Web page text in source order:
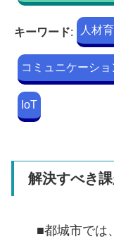
キーワード: 人材
コミュニケーシ
IoT
解決すべき
■都城市では